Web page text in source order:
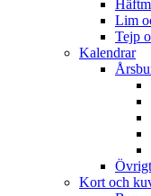
Lim
Tejp
Kalendrar
Kort och